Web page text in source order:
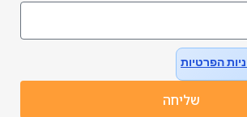
הפרטיות
שליחה